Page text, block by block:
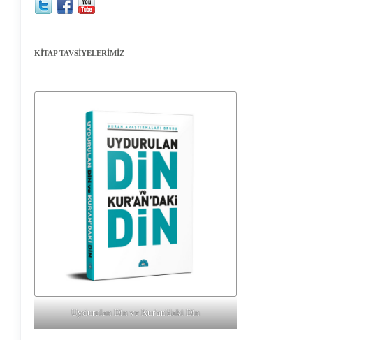
KİTAP TAVSİYELERİMİZ
Uydurulan Din ve Kur'an'daki Din